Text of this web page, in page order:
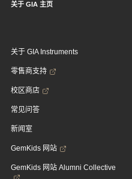
关于 GIA 主页
关于 GIA Instruments
零售商支持
校区商店
常见问答
新闻室
GemKids 网站
GemKids 网站 Alumni Collective